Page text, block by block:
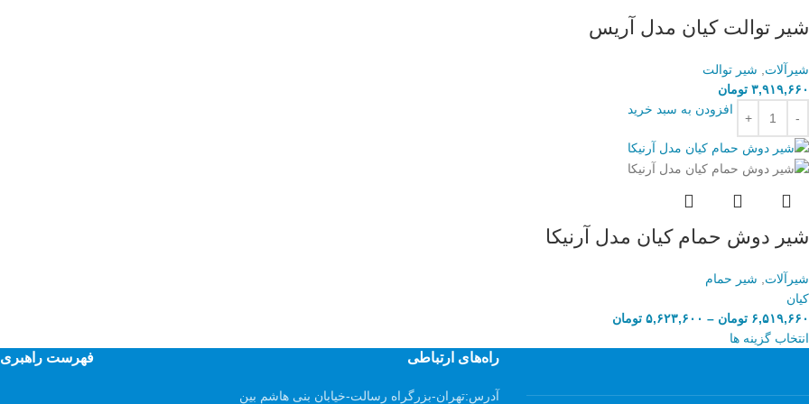
شیر توالت کیان مدل آریس
شیرآلات
شیر توالت
۳,۹۱۹,۶۶۰ تومان
افزودن به سبد خرید
شیر دوش حمام کیان مدل آرنیکا
شیرآلات, شیر حمام
کیان
۶,۵۱۹,۶۶۰ تومان – ۵,۶۲۳,۶۰۰ تومان
انتخاب گزینه ها
راه‌های ارتباطی
آدرس:تهران-بزرگراه رسالت-خیابان بنی هاشم بین
فهرست راهبری